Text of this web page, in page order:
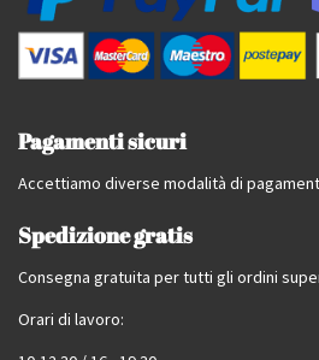
Pagamenti sicuri
Accettiamo diverse modalità di
Spedizione gratis
Consegna gratuita per tutti gli ordini
Orari di lavoro: